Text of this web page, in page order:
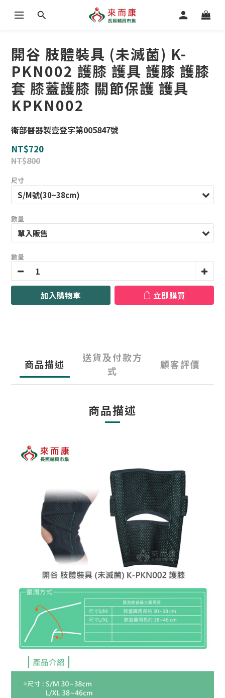
開谷 肢體裝具 (未滅菌) K-
PKN002 護膝 護具 護膝 護膝
套 膝蓋護膝 關節保護 護具
KPKN002
衛部醫器製壹登字第005847號
NT$720
NT$800
尺寸
數量
數量
加入購物車 立即購買
商品描述
送貨及付款方
式
顧客評價
商品描述